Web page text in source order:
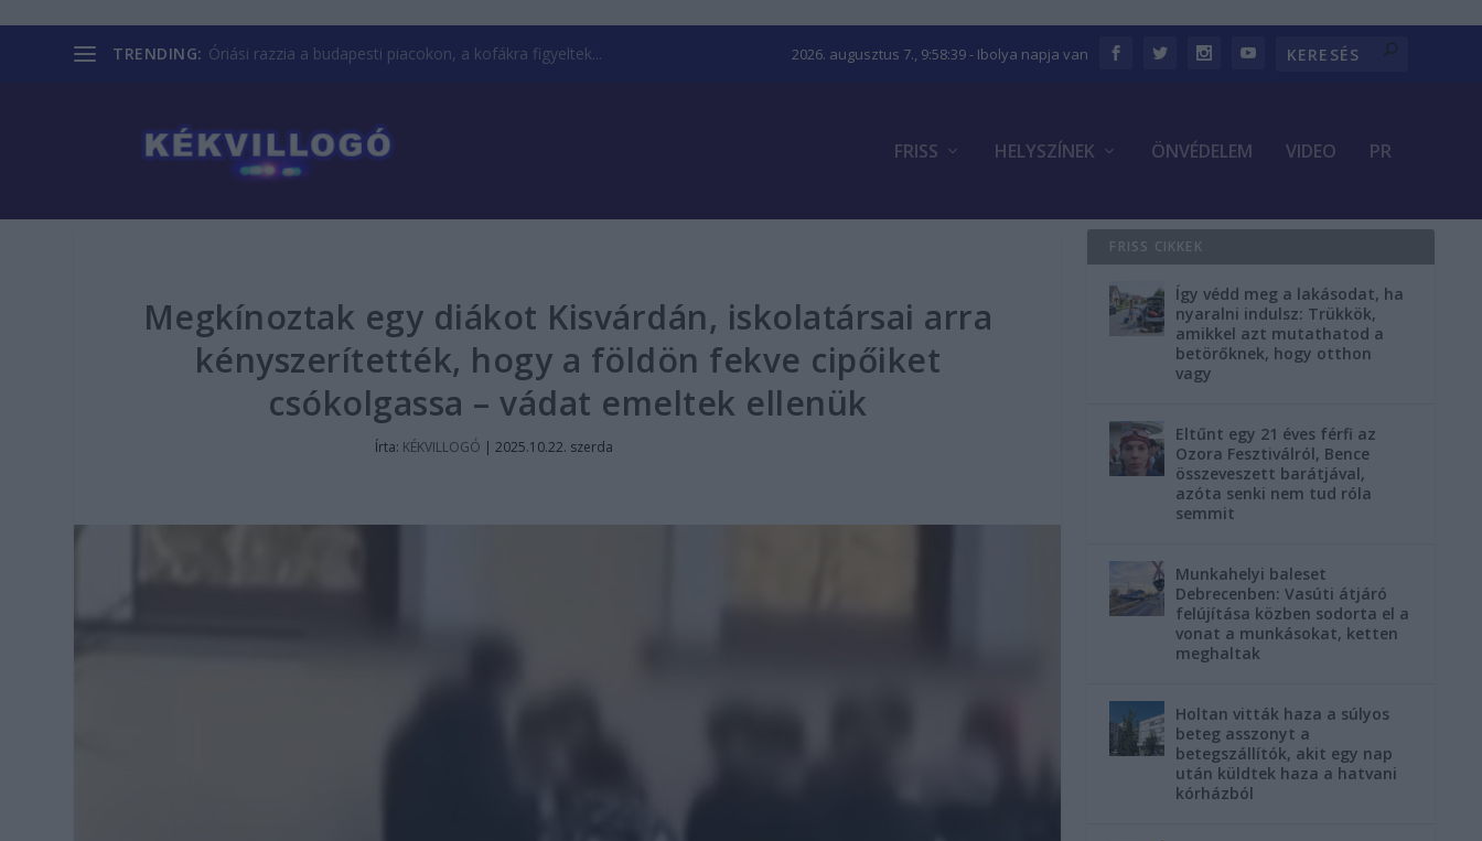
TRENDING: Óriási razzia a budapesti piacokon, a kofákra figyeltek... 2026. augusztus 7., 9:58:39- Ibolya napja van
FRISS HELYSZÍNEK ÖNVÉDELEM VIDEO PR
Megkínoztak egy diákot Kisvárdán, iskolatársai arra
kényszerítették, hogy a földön fekve cipőiket
csókolgassa – vádat emeltek ellenük
Írta: KÉKVILLOGÓ |2025.10.22. szerda
FRISS CIKKEK
Így védd meg a lakásodat, ha
nyaralni indulsz: Trükkök,
amikkel azt mutathatod a
betörőknek, hogy otthon
vagy
Eltűnt egy 21 éves férfi az
Ozora Fesztiválról, Bence
összeveszett barátjával,
azóta senki nem tud róla
semmit
Munkahelyi baleset
Debrecenben: Vasúti átjáró
felújítása közben sodorta el a
vonat a munkásokat, ketten
meghaltak
Holtan vitták haza a súlyos
beteg asszonyt a
betegszállítók, akit egy nap
után küldtek haza a hatvani
kórházból